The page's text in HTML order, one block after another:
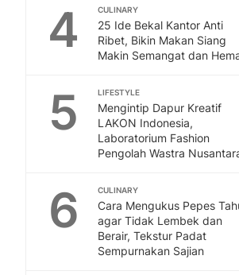
4 CULINARY
25 Ide Bekal Kantor Anti
Ribet, Bikin Makan Siang
Makin Semangat dan
5 LIFESTYLE
Mengintip Dapur Kreatif
LAKON Indonesia,
Laboratorium Fashion
Pengolah Wastra
6 CULINARY
Cara Mengukus Pepes
agar Tidak Lembek dan
Berair, Tekstur Padat
Sempurnakan Sajian